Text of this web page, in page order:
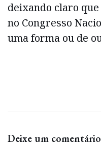
deixando claro
no Congresso
uma forma ou de
Deixe um comentário